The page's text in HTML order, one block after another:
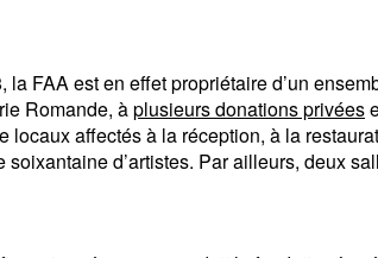
la FAA est en effet propriétaire d’un
Romande, àplusieurs donations privées
locaux affectés à la réception, à la
soixantaine d’artistes. Par ailleurs, deux